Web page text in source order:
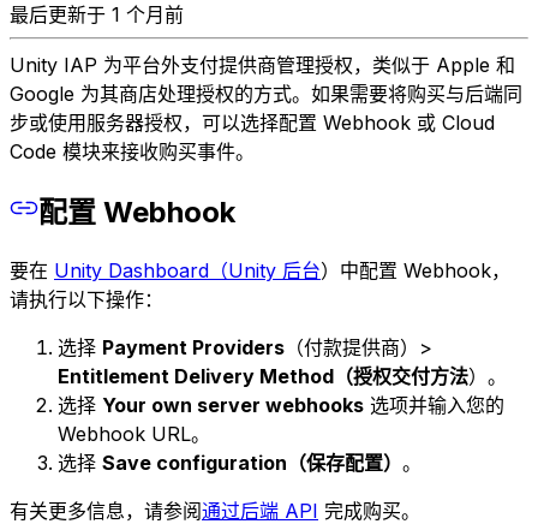
最后更新于 1 个月前
Unity IAP 为平台外支付提供商管理授权，类似于 Apple 和
Google 为其商店处理授权的方式。如果需要将购买与后端同
步或使用服务器授权，可以选择配置 Webhook 或 Cloud
Code 模块来接收购买事件。
配置 Webhook
要在 Unity Dashboard（Unity 后台）中配置 Webhook，
请执行以下操作：
选择 Payment Providers （付款提供商）>
Entitlement Delivery Method（授权交付方法）。
选择 Your own server webhooks 选项并输入您的
Webhook URL。
选择 Save configuration（保存配置） 。
有关更多信息，请参阅通过后端 API 完成购买。